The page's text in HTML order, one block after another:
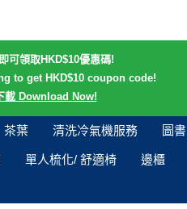
可領取HKD$10優惠碼!
to get HKD$10 coupon code!
載 Download Now!
茶葉 清洗冷氣機服務 圖書
單人梳化/ 舒適椅 邊櫃